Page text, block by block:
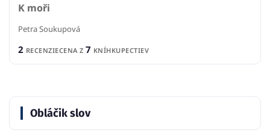
K moři
Petra Soukupová
2 RECENZIECENA Z 7 KNÍHKUPECTIEV
Obláčik slov